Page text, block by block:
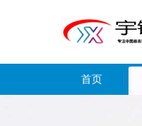
首页